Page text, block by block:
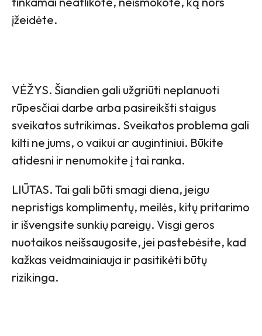
įžeidėte.
VĖŽYS. Šiandien gali užgriūti neplanuoti
rūpesčiai darbe arba pasireikšti staigus
sveikatos sutrikimas. Sveikatos problema gali
kilti ne jums, o vaikui ar augintiniui. Būkite
atidesni ir nenumokite į tai ranka.
LIŪTAS. Tai gali būti smagi diena, jeigu
nepristigs komplimentų, meilės, kitų pritarimo
ir išvengsite sunkių pareigų. Visgi geros
nuotaikos neišsaugosite, jei pastebėsite, kad
kažkas veidmainiauja ir pasitikėti būtų
rizikinga.